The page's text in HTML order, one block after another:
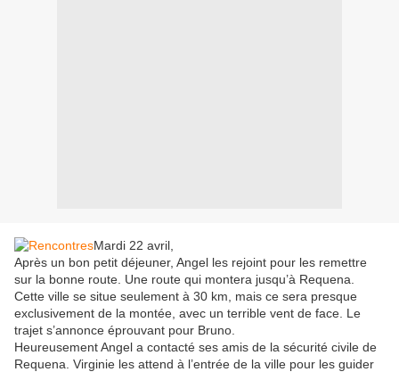
Mardi 22 avril,
Après un bon petit déjeuner, Angel les rejoint pour les remettre
sur la bonne route. Une route qui montera jusqu’à Requena.
Cette ville se situe seulement à 30 km, mais ce sera presque
exclusivement de la montée, avec un terrible vent de face. Le
trajet s’annonce éprouvant pour Bruno.
Heureusement Angel a contacté ses amis de la sécurité civile de
Requena. Virginie les attend à l’entrée de la ville pour les guider